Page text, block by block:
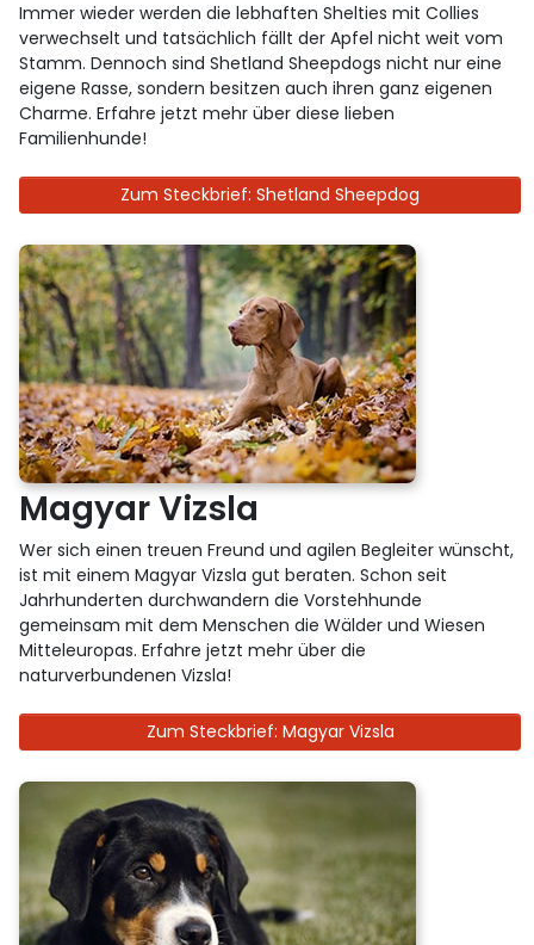
Immer wieder werden die lebhaften Shelties mit Collies
verwechselt und tatsächlich fällt der Apfel nicht weit vom
Stamm. Dennoch sind Shetland Sheepdogs nicht nur eine
eigene Rasse, sondern besitzen auch ihren ganz eigenen
Charme. Erfahre jetzt mehr über diese lieben
Familienhunde!
Zum Steckbrief: Shetland Sheepdog
Magyar Vizsla
Wer sich einen treuen Freund und agilen Begleiter wünscht,
ist mit einem Magyar Vizsla gut beraten. Schon seit
Jahrhunderten durchwandern die Vorstehhunde
gemeinsam mit dem Menschen die Wälder und Wiesen
Mitteleuropas. Erfahre jetzt mehr über die
naturverbundenen Vizsla!
Zum Steckbrief: Magyar Vizsla